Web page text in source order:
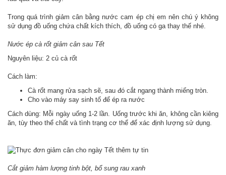
Trong quá trình giảm cân bằng nước cam ép chị em nên chú ý không
sử dụng đồ uống chứa chất kích thích, đồ uống có ga thay thế nhé.
Nước ép cà rốt giảm cân sau Tết
Nguyên liệu: 2 củ cà rốt
Cách làm:
Cà rốt mang rửa sạch sẽ, sau đó cắt ngang thành miếng tròn.
Cho vào máy say sinh tố để ép ra nước
Cách dùng: Mỗi ngày uống 1-2 lần. Uống trước khi ăn, không cần kiêng
ăn, tùy theo thể chất và tình trạng cơ thể để xác định lượng sử dụng.
Cắt giảm hàm lượng tinh bột, bổ sung rau xanh